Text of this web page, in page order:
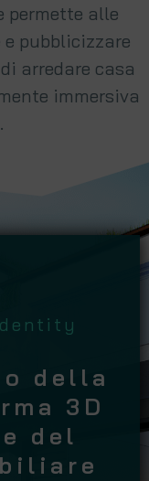
permette alle
pubblicizzare
arredare casa
immersiva
della
3D
del